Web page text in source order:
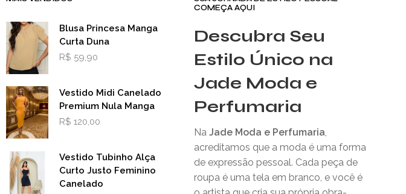
Blusa Princesa Manga
Curta Duna
R$ 59,90
Vestido Midi Canelado
Premium Nula Manga
R$ 120,00
Vestido Tubinho Alça
Curto Justo Feminino
Canelado
COMEÇA AQUI
Descubra Seu
Estilo Único na
Jade Moda e
Perfumaria
Na Jade Moda e Perfumaria
acreditamos que a moda é uma forma
de expressão pessoal. Cada peça de
roupa é uma tela em branco, e você é